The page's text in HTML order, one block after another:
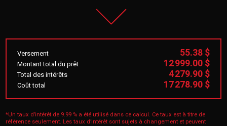
Versement 55.38 $
Montant total du prêt 12 999.00 $
Total des intérêts 4 279.90 $
Coût total 17 278.90 $
*Un taux d’intérêt de 9.99 % a été utilisé dans ce calcul. Ce taux est à titre de
référence seulement. Les taux d’intérêt sont sujets à changement et peuvent